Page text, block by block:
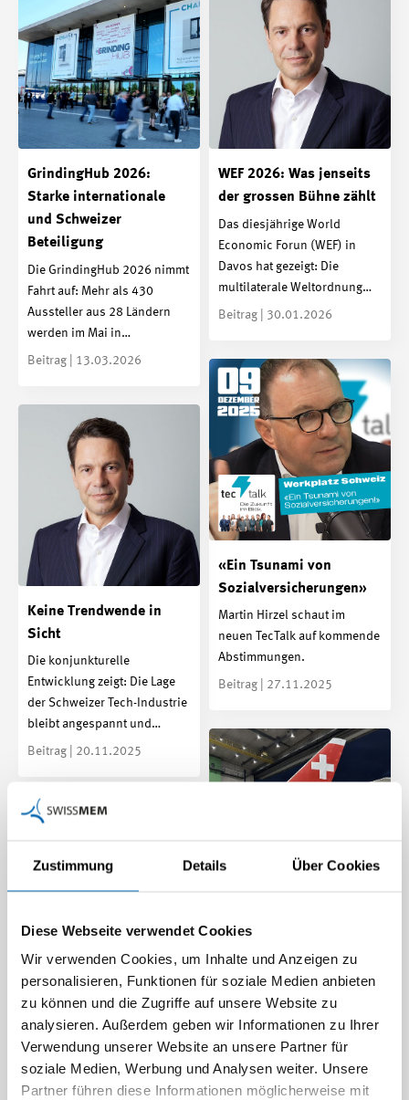
Zustimmung Details Über Cookies
Diese Webseite verwendet Cookies
Wir verwenden Cookies, um Inhalte und Anzeigen zu
personalisieren, Funktionen für soziale Medien anbieten
zu können und die Zugriffe auf unsere Website zu
analysieren. Außerdem geben wir Informationen zu Ihrer
Verwendung unserer Website an unsere Partner für
soziale Medien, Werbung und Analysen weiter. Unsere
Partner führen diese Informationen möglicherweise mit
GrindingHub 2026:
Starke internationale
und Schweizer
Beteiligung
Die GrindingHub 2026 nimmt
Fahrt auf: Mehr als 430
Aussteller aus 28 Ländern
werden im Mai in…
Beitrag | 13.03.2026
WEF 2026: Was jenseits
der grossen Bühne zählt
Das diesjährige World
Economic Forun (WEF) in
Davos hat gezeigt: Die
multilaterale Weltordnung…
Beitrag | 30.01.2026
«Ein Tsunami von
Sozialversicherungen»
Martin Hirzel schaut im
neuen TecTalk auf kommende
Abstimmungen.
Beitrag | 27.11.2025
Keine Trendwende in
Sicht
Die konjunkturelle
Entwicklung zeigt: Die Lage
der Schweizer Tech-Industrie
bleibt angespannt und…
Beitrag | 20.11.2025
Hinter den Kulissen der
Schweizer Luftfahrt –
Swissmem zu Gast bei
SWISS
Wie sieht die Welt hinter den
Kulissen einer
internationalen Airline aus?
Diese Perspektive bot sich…
Gemeinsamer Auftritt an
der SEMICON München
Der Swissmem-
Industriesektor
Semiconductors (SEMI)